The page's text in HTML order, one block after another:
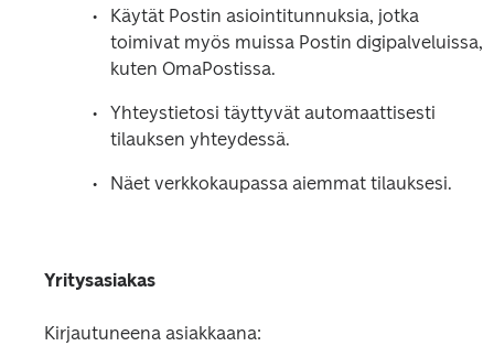
Käytät Postin asiointitunnuksia, jotka
toimivat myös muissa Postin digipalveluissa,
kuten OmaPostissa.
Yhteystietosi täyttyvät automaattisesti
tilauksen yhteydessä.
Näet verkkokaupassa aiemmat tilauksesi.
Yritysasiakas
Kirjautuneena asiakkaana: